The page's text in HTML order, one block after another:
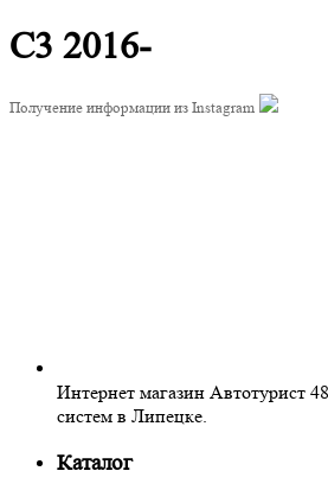
C3 2016-
Получение информации из Instagram
Интернет магазин Автотурист
систем в Липецке.
Каталог